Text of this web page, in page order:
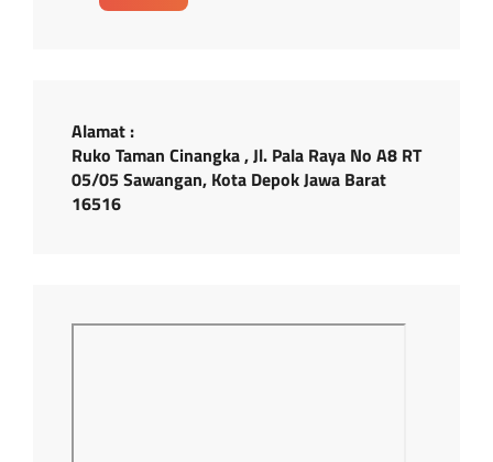
Alamat :
Ruko Taman Cinangka , Jl. Pala Raya No A8 RT
05/05 Sawangan, Kota Depok Jawa Barat
16516